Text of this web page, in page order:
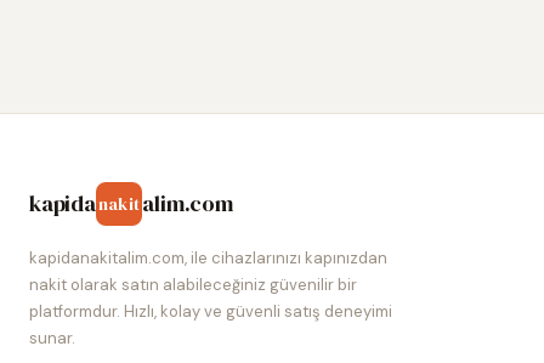
kapidanakitalim.com
kapidanakitalim.com, ile cihazlarınızı kapınızdan
nakit olarak satın alabileceğiniz güvenilir bir
platformdur. Hızlı, kolay ve güvenli satış deneyimi
sunar.